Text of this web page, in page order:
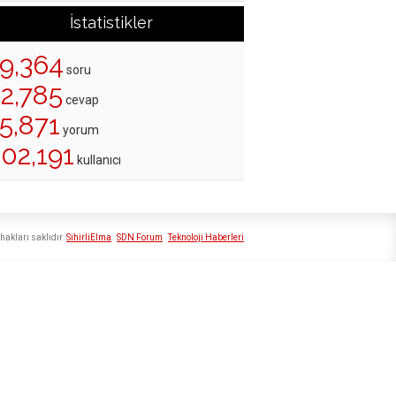
İstatistikler
soru
cevap
yorum
kullanıcı
SihirliElma SDN Forum Teknoloji Haberleri
saklıdır